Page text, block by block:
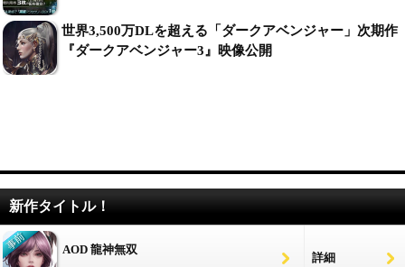
世界3,500万DLを超える「ダークアベンジャー」次期作
『ダークアベンジャー3』映像公開
新作タイトル！
AOD 龍神無双
詳細